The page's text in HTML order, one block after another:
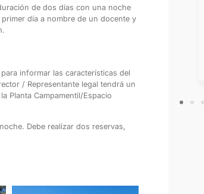
de dos días con una noche
día a nombre de un docente y
informar las características del
/ Representante legal tendrá un
Planta Campamentil/Espacio
Debe realizar dos reservas,
Ya se encuentran disponibles las
vacantes y escalafones provisorios de